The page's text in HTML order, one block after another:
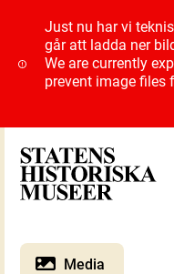
Just nu har vi
går att ladda ner
We are currently
prevent image files
Media